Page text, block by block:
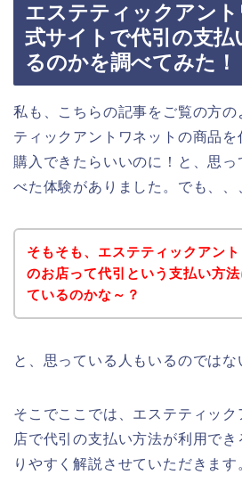
エステティックアン
式サイトで代引の支払
るのかを調べてみた！
私も、こちらの記事をご覧の方の
ティックアントワネットの商品
購入できたらいいのに！と、思っ
べた体験がありました。でも、、
そもそも、エステティックアント
のお店って代引という支払い方
ているのかな～？
と、思っている人もいるのではな
そこでここでは、エステティッ
店で代引の支払い方法が利用で
りやすく解説させていただきます